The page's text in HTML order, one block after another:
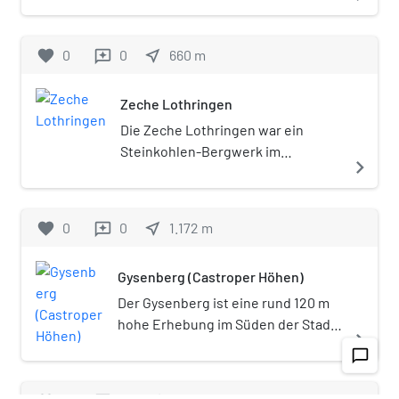
Rundweg durch die stark von
geprägten heutigen
Langendreer und Werne.
favorite 0 reviews 0 near_me 660 m
Zeche Lothringen
Die Zeche Lothringen war ein
Steinkohlen-Bergwerk im
navigate_next
favorite 0 reviews 0 near_me 1.172 m
Gysenberg (Castroper Höhen)
Der Gysenberg ist eine rund 120 m
hohe Erhebung im Süden der Stadt
(Stadtteil Gerthe). Der Gysenberg
navigate_next
chat_bubble_outline